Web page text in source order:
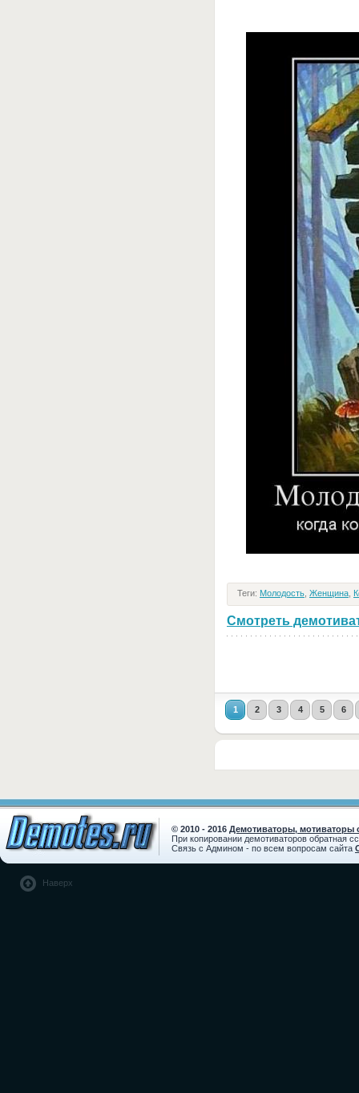
Теги: Молодость Женщина
Смотреть
1 2 3 4 5 6
© 2010 - 2016 Демотиваторы, мотиваторы
При копировании демотиваторов обратная
Связь с Админом - по всем вопросам сайта
Наверх